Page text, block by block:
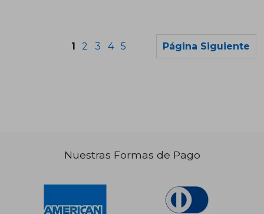
S/ 98,26
1 2 3 4 5 Página Siguiente
Nuestras Formas de Pago